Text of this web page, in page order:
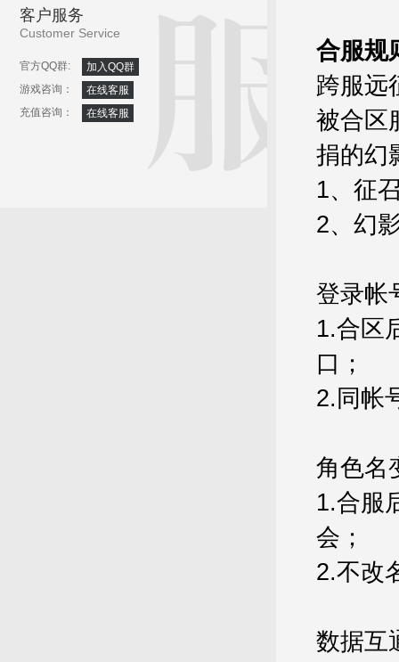
客户服务
Customer Service
官方QQ群:
加入QQ群
游戏咨询：
在线客服
充值咨询：
在线客服
合服规
跨服远
被合区
捐的幻
1、征
2、幻
登录帐
1.合区
口；
2. 同帐
角色名
1.合服
会；
2.不改
数据互